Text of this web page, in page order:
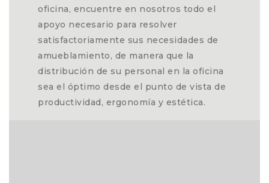
oficina, encuentre en nosotros todo el
apoyo necesario para resolver
satisfactoriamente sus necesidades de
amueblamiento, de manera que la
distribución de su personal en la oficina
sea el óptimo desde el punto de vista de
productividad, ergonomía y estética.